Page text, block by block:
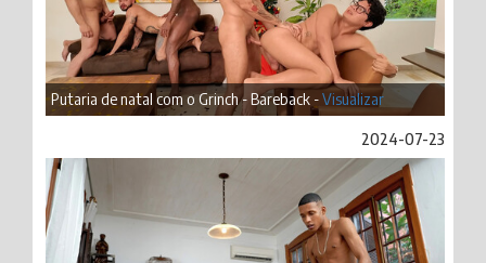
Putaria de natal com o Grinch - Bareback -Visualizar
2024-07-23